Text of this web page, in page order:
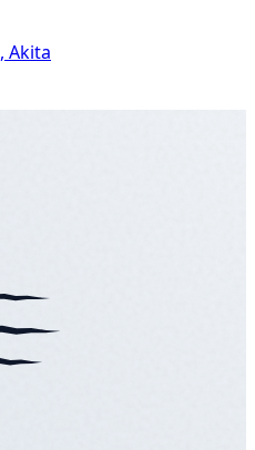
Akita